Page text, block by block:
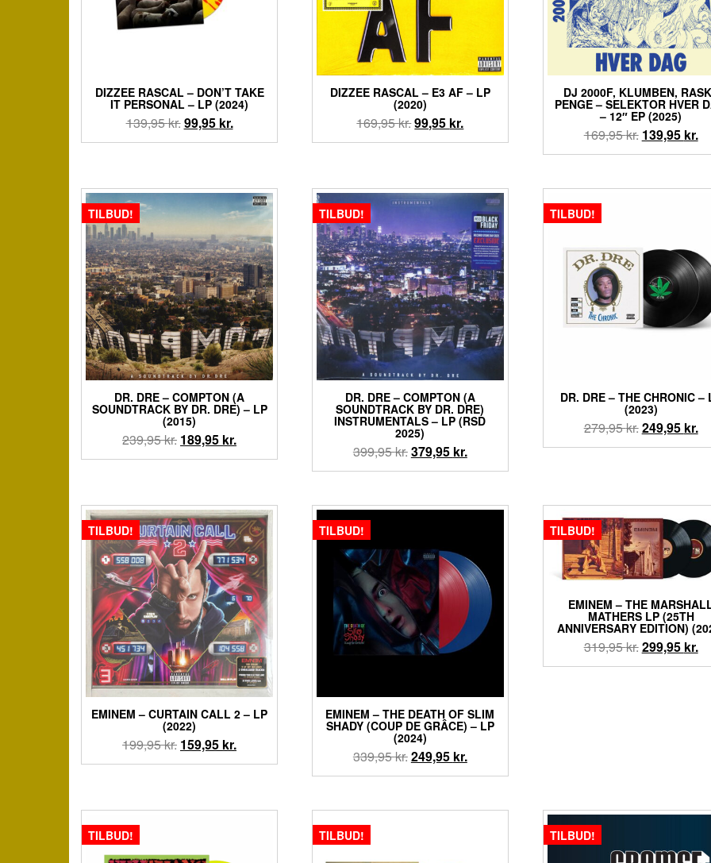
DIZZEE RASCAL – DON’T TAKE
IT PERSONAL – LP (2024)
139,95kr.Den
oprindelige
139,95 kr..
99,95 kr.Den
aktuelle
99,95 kr..
DIZZEE RASCAL – E3 AF – LP
(2020)
169,95kr.Den
oprindelige
169,95 kr..
99,95 kr.Den
aktuelle
99,95 kr..
DJ 2000F, KLUMBEN,
PENGE – SELEKTOR HVER
– 12″ EP (2025)
169,95kr. Den
oprindelige
var:
139,95 kr.
er:
TILBUD!
DR. DRE – COMPTON (A
SOUNDTRACK BY DR. DRE) – LP
(2015)
239,95kr. Den
oprindelige
239,95 kr..
189,95 kr.Den
aktuelle
189,95 kr..
TILBUD!
DR. DRE – COMPTON (A
SOUNDTRACK BY DR. DRE)
INSTRUMENTALS – LP (RSD
2025)
399,95kr.Den
oprindelige
var:
379,95 kr.Den
aktuelle
er:
TILBUD!
DR. DRE – THE CHRONIC –
(2023)
279,95kr.Den
oprindelige
249,95 kr.
TILBUD!
EMINEM – CURTAIN CALL 2 – LP
(2022)
199,95kr. Den
oprindelige
199,95 kr..
159,95 kr.Den
aktuelle
159,95 kr..
TILBUD!
EMINEM – THE DEATH OF SLIM
SHADY (COUP DE GRÂCE) – LP
(2024)
339,95kr.Den
oprindelige
var:
249,95 kr.Den
aktuelle
er:
TILBUD!
EMINEM – THE
MATHERS LP (25TH
ANNIVERSARY EDITION)
319,95kr.Den
oprindelige
299,95 kr.
TILBUD! TILBUD! TILBUD!